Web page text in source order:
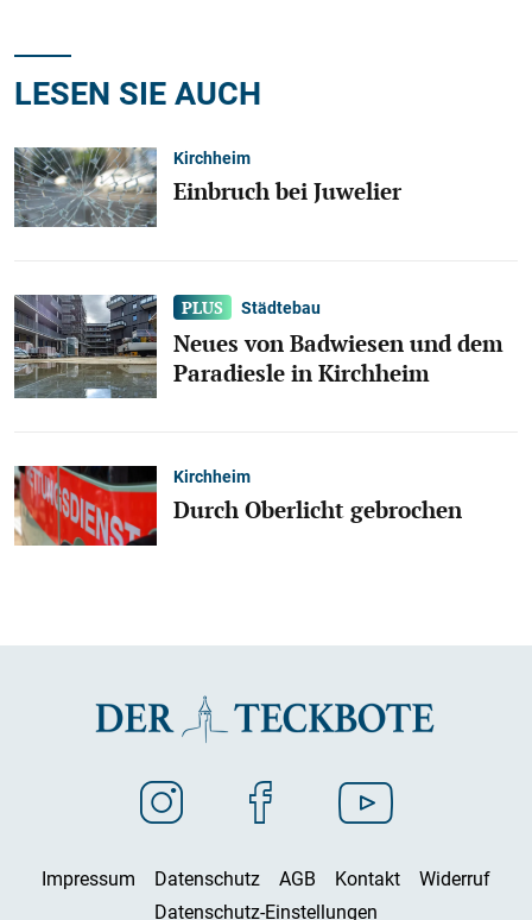
LESEN SIE AUCH
Kirchheim
Einbruch bei Juwelier
Städtebau
Neues von Badwiesen und dem
Paradiesle in Kirchheim
Kirchheim
Durch Oberlicht gebrochen
Impressum Datenschutz AGB Kontakt
Widerruf
Datenschutz-Einstellungen